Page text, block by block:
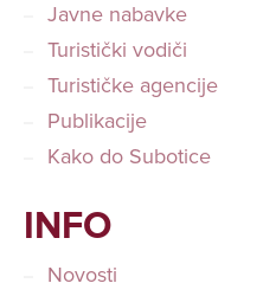
Javne nabavke
Turistički vodiči
Turističke agencije
Publikacije
Kako do Subotice
INFO
Novosti